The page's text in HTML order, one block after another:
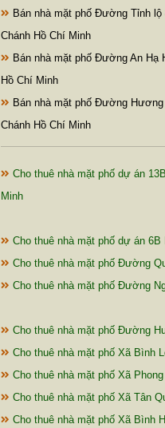
Bán nhà mặt phố Đường Tỉnh lộ
Chánh Hồ Chí Minh
Bán nhà mặt phố Đường An Hạ
Hồ Chí Minh
Bán nhà mặt phố Đường
Chánh Hồ Chí Minh
Cho thuê nhà mặt phố dự án
Minh
Cho thuê nhà mặt phố dự án
Cho thuê nhà mặt phố Đường
Cho thuê nhà mặt phố Đường
Cho thuê nhà mặt phố Đường
Cho thuê nhà mặt phố Xã Bình
Cho thuê nhà mặt phố Xã
Cho thuê nhà mặt phố Xã Tân
Cho thuê nhà mặt phố Xã Bình